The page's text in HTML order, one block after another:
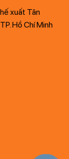
xuất Tân
Hồ Chí Minh